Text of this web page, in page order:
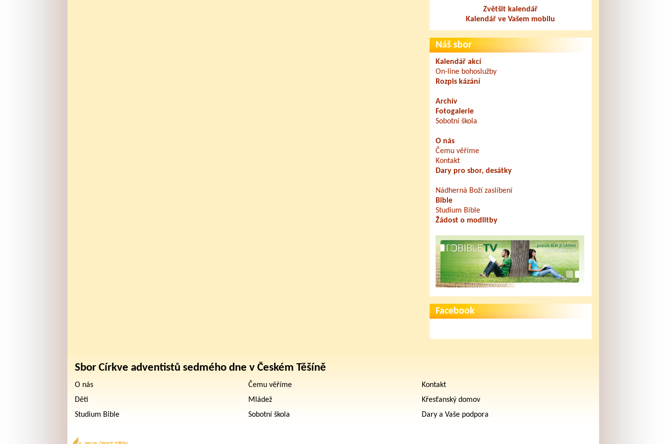
Zvětšit kalendář
Kalendář ve Vašem mobilu
Náš sbor
Kalendář akcí
On-line bohoslužby
Rozpis kázání
Archív
Fotogalerie
Sobotní škola
O nás
Čemu věříme
Kontakt
Dary pro sbor, desátky
Nádherná Boží zaslíbení
Bible
Studium Bible
Žádost o modlitby
Facebook
Sbor Církve adventistů sedmého dne v Českém Těšíně
O nás Čemu věříme
Kontakt
Děti
Mládež
Křesťanský domov
Studium Bible
Sobotní škola Dary a Vaše podpora